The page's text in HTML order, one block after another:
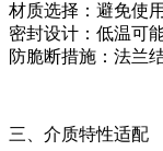
材质选择：避免使
密封设计：低温可
防脆断措施：法兰
三、介质特性适配